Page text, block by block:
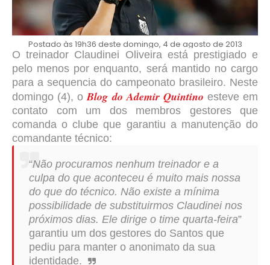
Postado às 19h36 deste domingo, 4 de agosto de 2013
O treinador Claudinei Oliveira está prestigiado e
pelo menos por enquanto, será mantido no cargo
para a sequencia do campeonato brasileiro. Neste
domingo (4), oBlog do Ademir Quintino esteve em
contato com um dos membros gestores que
comanda o clube que garantiu a manutenção do
comandante técnico:
“Não procuramos nenhum treinador e a
culpa do que aconteceu é muito mais nossa
do que do técnico. Não existe a mínima
possibilidade de substituirmos Claudinei nos
próximos dias. Ele dirige o time quarta-feira”
garantiu um dos gestores do Santos que
pediu para manter o anonimato da sua
identidade.